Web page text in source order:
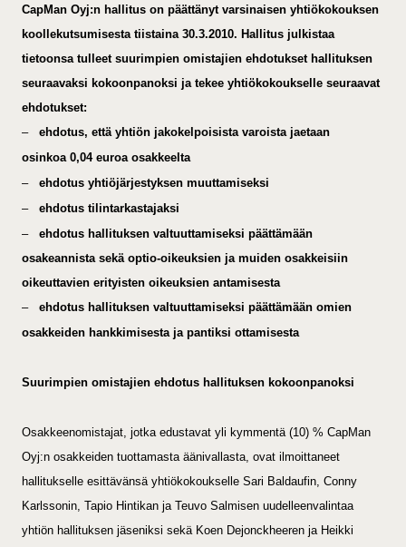
CapMan Oyj:n hallitus on päättänyt varsinaisen yhtiökokouksen
koollekutsumisesta tiistaina 30.3.2010. Hallitus julkistaa
tietoonsa tulleet suurimpien omistajien ehdotukset hallituksen
seuraavaksi kokoonpanoksi ja tekee yhtiökokoukselle seuraavat
ehdotukset:
–
ehdotus, että yhtiön jakokelpoisista varoista jaetaan
osinkoa 0,04 euroa osakkeelta
–
ehdotus yhtiöjärjestyksen muuttamiseksi
–
ehdotus tilintarkastajaksi
–
ehdotus hallituksen valtuuttamiseksi päättämään
osakeannista sekä optio-oikeuksien ja muiden osakkeisiin
oikeuttavien erityisten oikeuksien antamisesta
–
ehdotus hallituksen valtuuttamiseksi päättämään omien
osakkeiden hankkimisesta ja pantiksi ottamisesta
Suurimpien omistajien ehdotus hallituksen kokoonpanoksi
Osakkeenomistajat, jotka edustavat yli kymmentä (10) % CapMan
Oyj:n osakkeiden tuottamasta äänivallasta, ovat ilmoittaneet
hallitukselle esittävänsä yhtiökokoukselle Sari Baldaufin, Conny
Karlssonin, Tapio Hintikan ja Teuvo Salmisen uudelleenvalintaa
yhtiön hallituksen jäseniksi sekä Koen Dejonckheeren ja Heikki